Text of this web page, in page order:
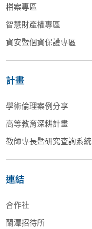
檔案專區
智慧財產權專區
資安暨個資保護專區
計畫
學術倫理案例分享
高等教育深耕計畫
教師專長暨研究查詢系統
連結
合作社
蘭潭招待所